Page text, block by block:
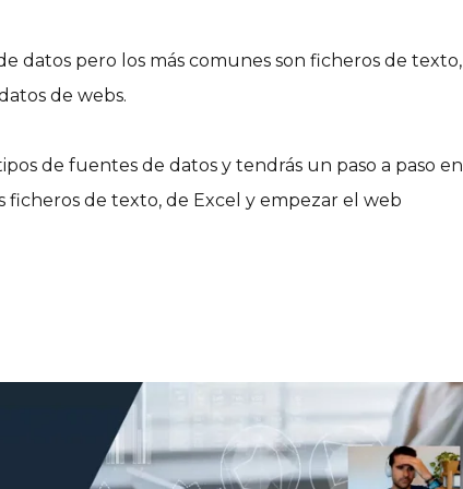
datos pero los más comunes son ficheros de texto,
de webs.
de fuentes de datos y tendrás un paso a paso en
ficheros de texto, de Excel y empezar el web